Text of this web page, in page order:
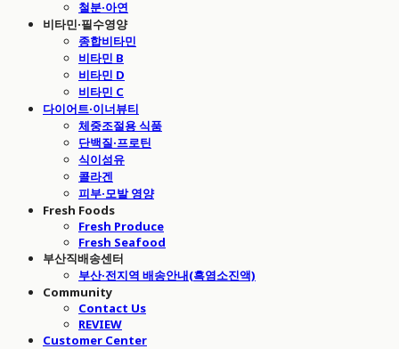
철분·아연
비타민·필수영양
종합비타민
비타민 B
비타민 D
비타민 C
다이어트·이너뷰티
체중조절용 식품
단백질·프로틴
식이섬유
콜라겐
피부·모발 영양
Fresh Foods
Fresh Produce
Fresh Seafood
부산직배송센터
부산·전지역 배송안내(흑염소진액)
Community
Contact Us
REVIEW
Customer Center